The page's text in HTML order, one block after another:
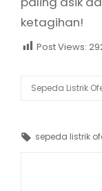
ketagihan!
Post Views:
Categories
Sepeda Listrik
Tags,sepeda listrik